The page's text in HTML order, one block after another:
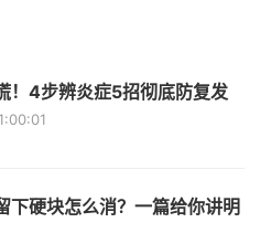
！4步辨炎症5招彻底防复发
下硬块怎么消？一篇给你讲明